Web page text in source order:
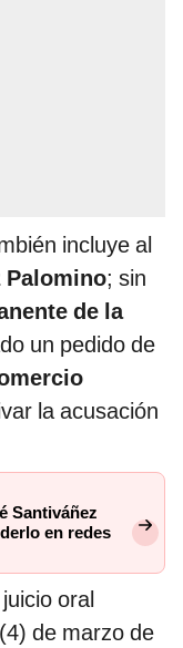
incluye al
Palomino; sin
de la
un pedido de
la acusación
Santiváñez
en redes
oral
de marzo de